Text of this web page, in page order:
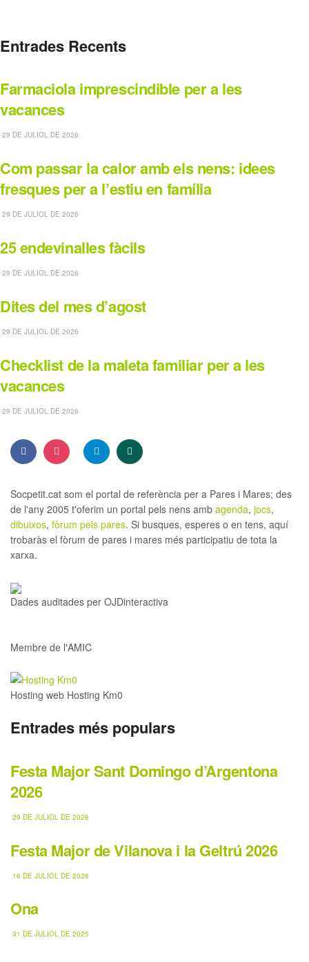
Entrades Recents
Farmaciola imprescindible per a les
vacances
29 DE JULIOL DE 2026
Com passar la calor amb els nens: idees
fresques per a l’estiu en família
29 DE JULIOL DE 2026
25 endevinalles fàcils
29 DE JULIOL DE 2026
Dites del mes d’agost
29 DE JULIOL DE 2026
Checklist de la maleta familiar per a les
vacances
29 DE JULIOL DE 2026
Socpetit.cat som el portal de referència per a Pares i Mares; des
de l'any 2005 t'oferim un portal pels nens amb agenda, jocs,
dibuixos, fòrum pels pares. Si busques, esperes o en tens, aquí
trobaràs el fòrum de pares i mares més participatiu de tota la
xarxa.
Dades auditades per OJDinteractiva
Membre de l'AMIC
Hosting web Hosting Km0
Entrades més populars
Festa Major Sant Domingo d’Argentona
2026
29 DE JULIOL DE 2026
Festa Major de Vilanova i la Geltrú 2026
16 DE JULIOL DE 2026
Ona
31 DE JULIOL DE 2025